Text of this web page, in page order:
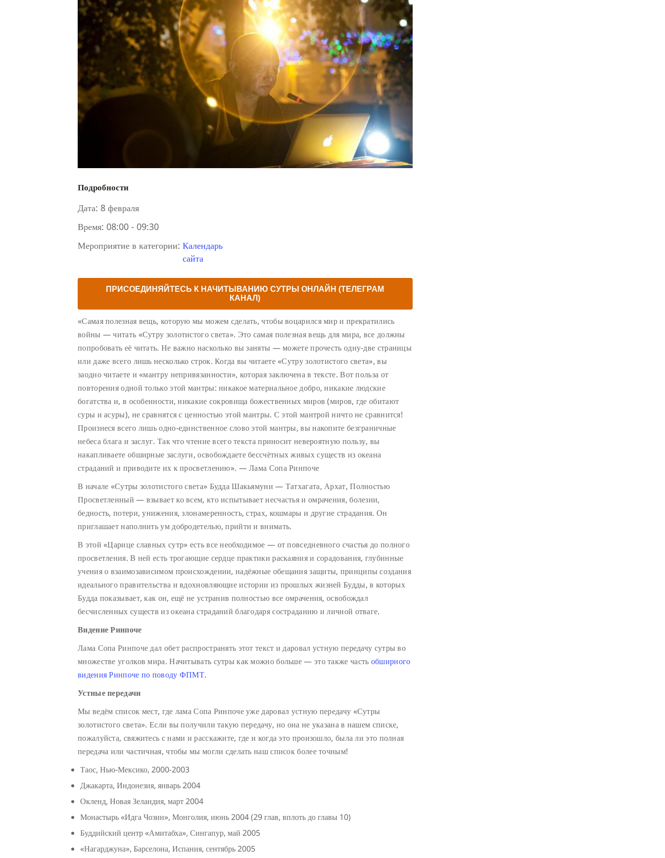
Подробности
Дата: 8 февраля
Время: 08:00 - 09:30
Мероприятие в категории: Календарь
сайта
ПРИСОЕДИНЯЙТЕСЬ К НАЧИТЫВАНИЮ СУТРЫ ОНЛАЙН (ТЕЛЕГРАМ
КАНАЛ)
«Самая полезная вещь, которую мы можем сделать, чтобы воцарился мир и прекратились
войны — читать «Сутру золотистого света». Это самая полезная вещь для мира, все должны
попробовать её читать. Не важно насколько вы заняты — можете прочесть одну-две страницы
или даже всего лишь несколько строк. Когда вы читаете «Сутру золотистого света», вы
заодно читаете и «мантру непривязанности», которая заключена в тексте. Вот польза от
повторения одной только этой мантры: никакое материальное добро, никакие людские
богатства и, в особенности, никакие сокровища божественных миров (миров, где обитают
суры и асуры), не сравнятся с ценностью этой мантры. С этой мантрой ничто не сравнится!
Произнеся всего лишь одно-единственное слово этой мантры, вы накопите безграничные
небеса блага и заслуг. Так что чтение всего текста приносит невероятную пользу, вы
накапливаете обширные заслуги, освобождаете бессчётных живых существ из океана
страданий и приводите их к просветлению». — Лама Сопа Ринпоче
В начале «Сутры золотистого света» Будда Шакьямуни — Татхагата, Архат, Полностью
Просветленный — взывает ко всем, кто испытывает несчастья и омрачения, болезни,
бедность, потери, унижения, злонамеренность, страх, кошмары и другие страдания. Он
приглашает наполнить ум добродетелью, прийти и внимать.
В этой «Царице славных сутр» есть все необходимое — от повседневного счастья до полного
просветления. В ней есть трогающие сердце практики раскаяния и сорадования, глубинные
учения о взаимозависимом происхождении, надёжные обещания защиты, принципы создания
идеального правительства и вдохновляющие истории из прошлых жизней Будды, в которых
Будда показывает, как он, ещё не устранив полностью все омрачения, освобождал
бесчисленных существ из океана страданий благодаря состраданию и личной отваге.
Видение Ринпоче
Лама Сопа Ринпоче дал обет распространять этот текст и даровал устную передачу сутры во
множестве уголков мира. Начитывать сутры как можно больше — это также часть обширного
видения Ринпоче по поводу ФПМТ.
Устные передачи
Мы ведём список мест, где лама Сопа Ринпоче уже даровал устную передачу «Сутры
золотистого света». Если вы получили такую передачу, но она не указана в нашем списке,
пожалуйста, свяжитесь с нами и расскажите, где и когда это произошло, была ли это полная
передача или частичная, чтобы мы могли сделать наш список более точным!
Таос, Нью-Мексико, 2000-2003
Джакарта, Индонезия, январь 2004
Окленд, Новая Зеландия, март 2004
Монастырь «Идга Чозин», Монголия, июнь 2004 (29 глав, вплоть до главы 10)
Буддийский центр «Амитабха», Сингапур, май 2005
«Нагарджуна», Барселона, Испания, сентябрь 2005